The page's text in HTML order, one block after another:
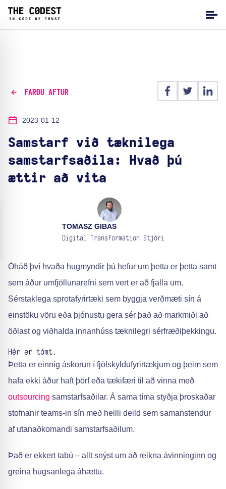
FARÐU AFTUR
2023-01-12
Samstarf við tæknilega
samstarfsaðila: Hvað þú
ættir að vita
TOMASZ GIBAS
Digital Transformation Stjóri
Óháð því hvaða hugmyndir þú hefur um þetta er þetta samt
sem áður umfjöllunarefni sem vert er að fjalla um.
Sérstaklega sprotafyrirtæki sem byggja verðmæti sín á
einstöku vöru eða þjónustu gera sér það að markmiði að
öðlast og viðhalda innanhúss tæknilegri sérfræðiþekkingu.
Hér er tómt.
Þetta er einnig áskorun í fjölskyldufyrirtækjum og þeim sem
hafa ekki áður haft þörf eða tækifæri til að vinna með
outsourcing samstarfsaðilar. Á sama tíma styðja þroskaðar
stofnanir teams-in sín með heilli deild sem samanstendur
af utanaðkomandi samstarfsaðilum.
Það er ekkert tabú – allt snýst um að reikna ávinninginn og
greina hugsanlega áhættu.